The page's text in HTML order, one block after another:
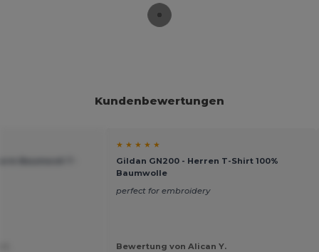
Kundenbewertungen
★ ★ ★ ★ ★
Gildan GN200 - Herren T-Shirt 100%
Baumwolle
perfect for embroidery
Bewertung von Alican Y.